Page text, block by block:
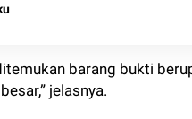
barang bukti
jelasnya.